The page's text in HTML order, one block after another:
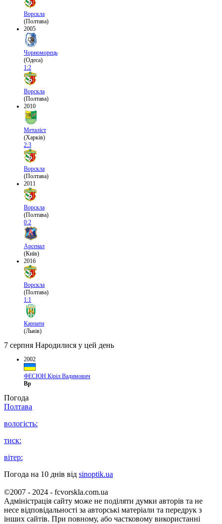
Ворскла
(Полтава)
2005
Чорноморець
(Одеса)
1:2
Ворскла
(Полтава)
2010
Металіст
(Харків)
2:3
Ворскла
(Полтава)
2011
Ворскла
(Полтава)
0:2
Арсенал
(Київ)
2016
Ворскла
(Полтава)
1:1
Карпати
(Львів)
7 серпня Народилися у цей день
2002
ФЕСЮН Кіріл Вадимович
Вр
Погода
Полтава
вологість:
тиск:
вітер:
Погода на 10 днів від sinoptik.ua
©2007 - 2024 - fcvorskla.com.ua
Адміністрація сайту може не поділяти думки авторів та не
несе відповідальності за авторські матеріали та передрук з
інших сайтів. При повному, або частковому використанні